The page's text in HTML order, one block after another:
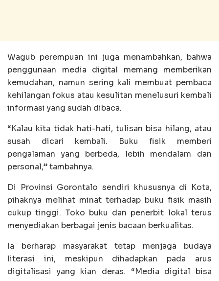
Wagub perempuan ini juga menambahkan, bahwa
penggunaan media digital memang memberikan
kemudahan, namun sering kali membuat pembaca
kehilangan fokus atau kesulitan menelusuri kembali
informasi yang sudah dibaca.
“Kalau kita tidak hati-hati, tulisan bisa hilang, atau
susah dicari kembali. Buku fisik memberi
pengalaman yang berbeda, lebih mendalam dan
personal,” tambahnya.
Di Provinsi Gorontalo sendiri khususnya di Kota,
pihaknya melihat minat terhadap buku fisik masih
cukup tinggi. Toko buku dan penerbit lokal terus
menyediakan berbagai jenis bacaan berkualitas.
Ia berharap masyarakat tetap menjaga budaya
literasi ini, meskipun dihadapkan pada arus
digitalisasi yang kian deras. “Media digital bisa